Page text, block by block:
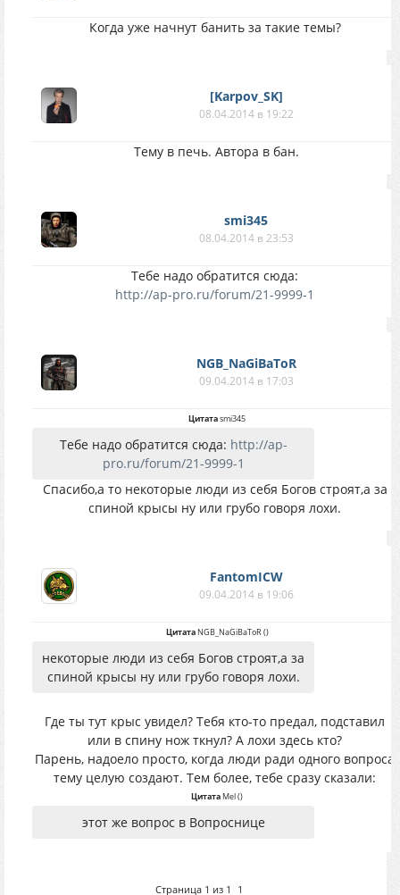
Когда уже начнут банить за такие темы?
[Karpov_SK]
08.04.2014 в 19:22
Тему в печь. Автора в бан.
smi345
08.04.2014 в 23:53
Тебе надо обратится сюда:
http://ap-pro.ru/forum/21-9999-1
NGB_NaGiBaToR
09.04.2014 в 17:03
Цитатаsmi345
Тебе надо обратится сюда: http://ap-
pro.ru/forum/21-9999-1
Спасибо,а то некоторые люди из себя Богов строят,а за
спиной крысы ну или грубо говоря лохи.
FantomICW
09.04.2014 в 19:06
ЦитатаNGB_NaGiBaToR()
некоторые люди из себя Богов строят,а за
спиной крысы ну или грубо говоря лохи.
Где ты тут крыс увидел? Тебя кто-то предал, подставил
или в спину нож ткнул? А лохи здесь кто?
Парень, надоело просто, когда люди ради одного вопроса
тему целую создают. Тем более, тебе сразу сказали:
ЦитатаMel()
этот же вопрос в Вопроснице
Страница 1 из 1 1